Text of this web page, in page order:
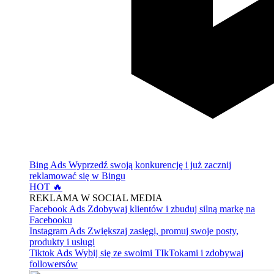
Bing Ads Wyprzedź swoją konkurencję i już zacznij
reklamować się w Bingu
HOT 🔥
REKLAMA W SOCIAL MEDIA
Facebook Ads Zdobywaj klientów i zbuduj silną markę na
Facebooku
Instagram Ads Zwiększaj zasięgi, promuj swoje posty,
produkty i usługi
Tiktok Ads Wybij się ze swoimi TIkTokami i zdobywaj
followersów